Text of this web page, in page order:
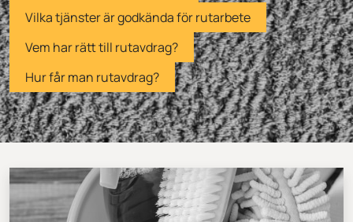
Vilka tjänster är godkända för rutarbete
Vem har rätt till rutavdrag?
Hur får man rutavdrag?